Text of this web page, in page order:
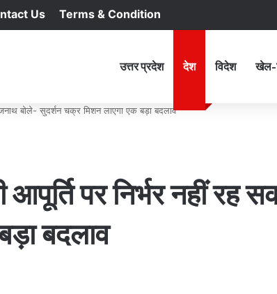
Us Terms & Condition
उत्तर प्रदेश देश विदेश खेल-
बोले- सुदर्शन चक्र मिशन लाएगा एक बड़ा बदलाव
आपूर्ति पर निर्भर नहीं
बदलाव